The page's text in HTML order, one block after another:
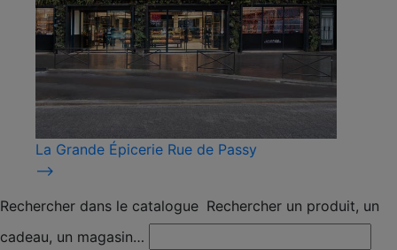
La Grande Épicerie Rue de Passy
⟶
Rechercher dans le catalogue Rechercher un produit, un
cadeau, un magasin…